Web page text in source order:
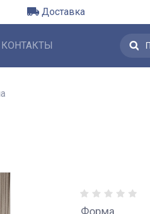
Доставка
КОНТАКТЫ
Форма